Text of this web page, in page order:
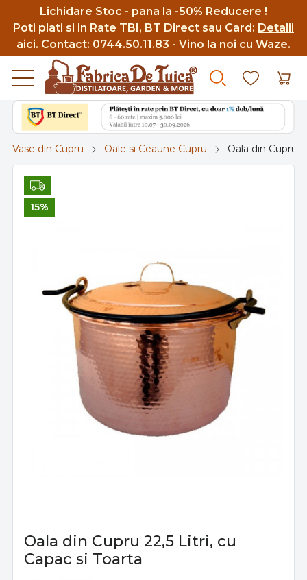
Lichidare Stoc - pana la -50% Reducere !
Poti plati si in Rate TBI, BT Direct sau Card: Detalii
aici. Contact: 0744.50.11.83 - Vino la noi cu Waze.
Vase din Cupru Oale si Ceaune Cupru Oala din Cupru
15%
Oala din Cupru 22,5 Litri, cu
Capac si Toarta